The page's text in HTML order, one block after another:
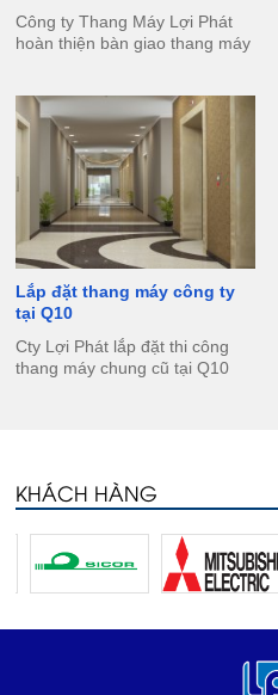
Công ty Thang Máy Lợi Phát
hoàn thiện bàn giao thang máy
Lắp đặt thang máy công ty
tại Q10
Cty Lợi Phát lắp đặt thi công
thang máy chung cũ tại Q10
KHÁCH HÀNG